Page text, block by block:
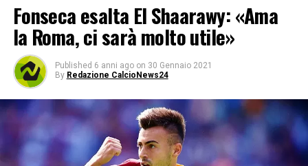
Fonseca esalta El Shaarawy: «Ama
la Roma, ci sarà molto utile»
Published 6 anni ago on 30 Gennaio 2021
By Redazione CalcioNews24